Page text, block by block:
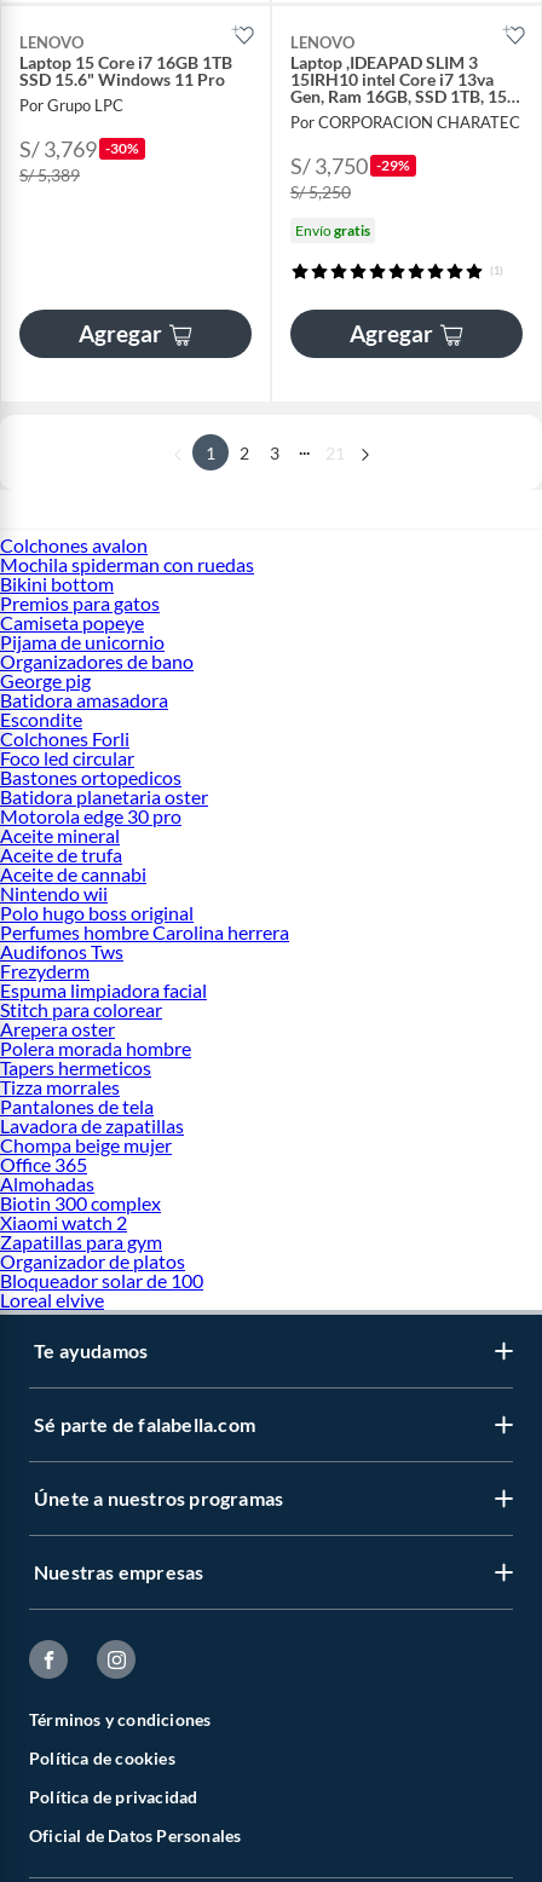
LENOVO
Laptop 15 Core i7 16GB 1TB
SSD 15.6" Windows 11 Pro
Por Grupo LPC
S/ 3,769 -30%
S/ 5,389
Agregar
LENOVO
Laptop ,IDEAPAD SLIM 3
15IRH10 intel Core i7 13va
Gen, Ram 16GB, SSD 1TB, 15.6
FHD
Por CORPORACION CHARATEC
S/ 3,750 -29%
S/ 5,250
Envíogratis
(1)
Agregar
1 2 3 21
Colchones avalon
Mochila spiderman con ruedas
Bikini bottom
Premios para gatos
Camiseta popeye
Pijama de unicornio
Organizadores de bano
George pig
Batidora amasadora
Escondite
Colchones Forli
Foco led circular
Bastones ortopedicos
Batidora planetaria oster
Motorola edge 30 pro
Aceite mineral
Aceite de trufa
Aceite de cannabi
Nintendo wii
Polo hugo boss original
Perfumes hombre Carolina herrera
Audifonos Tws
Frezyderm
Espuma limpiadora facial
Stitch para colorear
Arepera oster
Polera morada hombre
Tapers hermeticos
Tizza morrales
Pantalones de tela
Lavadora de zapatillas
Chompa beige mujer
Office 365
Almohadas
Biotin 300 complex
Xiaomi watch 2
Zapatillas para gym
Organizador de platos
Bloqueador solar de 100
Loreal elvive
Te ayudamos
Sé parte de falabella.com
Únete a nuestros programas
Nuestras empresas
Términos y condiciones
Política de cookies
Política de privacidad
Oficial de Datos Personales